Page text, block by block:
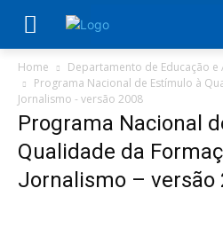
Home
Departamento de Educação
Programa Nacional de Estímulo à
Jornalismo - versão 2008
Programa Nacional
Qualidade da
Jornalismo – versão